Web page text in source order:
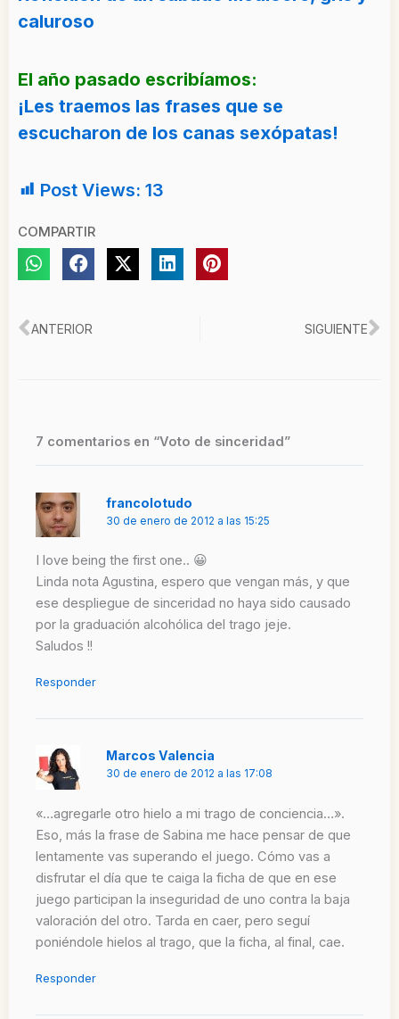
caluroso
El año pasado escribíamos:
¡Les traemos las frases que se
escucharon de los canas sexópatas!
Post Views: 13
COMPARTIR
Ant
ANTERIOR SIGUIENTE
7 comentarios en “Voto de sinceridad”
francolotudo
30 de enero de 2012 a las 15:25
I love being the first one.. 😀
Linda nota Agustina, espero que vengan más, y que
ese despliegue de sinceridad no haya sido causado
por la graduación alcohólica del trago jeje.
Saludos !!
Responder
Marcos Valencia
30 de enero de 2012 a las 17:08
«…agregarle otro hielo a mi trago de conciencia…».
Eso, más la frase de Sabina me hace pensar de que
lentamente vas superando el juego. Cómo vas a
disfrutar el día que te caiga la ficha de que en ese
juego participan la inseguridad de uno contra la baja
valoración del otro. Tarda en caer, pero seguí
poniéndole hielos al trago, que la ficha, al final, cae.
Responder